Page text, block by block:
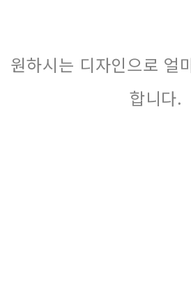
원하시는 디자인으로 얼
합니다.